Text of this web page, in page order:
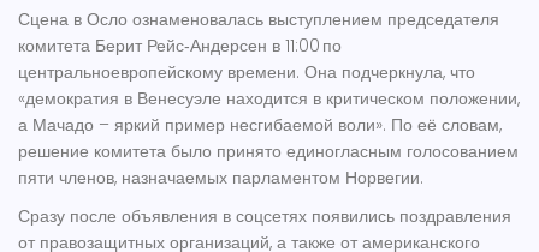
Сцена в Осло ознаменовалась выступлением председателя
комитета Берит Рейс‑Андерсен в 11:00 по
центральноевропейскому времени. Она подчеркнула, что
«демократия в Венесуэле находится в критическом положении,
а Мачадо – яркий пример несгибаемой воли». По её словам,
решение комитета было принято единогласным голосованием
пяти членов, назначаемых парламентом Норвегии.
Сразу после объявления в соцсетях появились поздравления
от правозащитных организаций, а также от американского